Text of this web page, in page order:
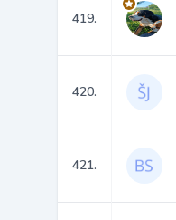
419.
420.
421.